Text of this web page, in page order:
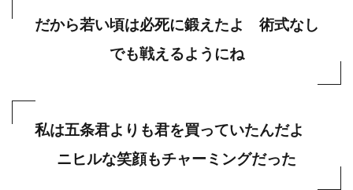
だから若い頃は必死に鍛えたよ 術式なし
でも戦えるようにね
私は五条君よりも君を買っていたんだよ
ニヒルな笑顔もチャーミングだった